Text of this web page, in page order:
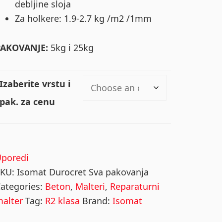
debljine sloja
Za holkere: 1.9-2.7 kg /m2 /1mm
5kg i 25kg
Izaberite vrstu i
pak. za cenu
Isomat Durocret Sva pakovanja
Beton, Malteri, Reparaturni
Tag: R2 klasa Brand:Isomat